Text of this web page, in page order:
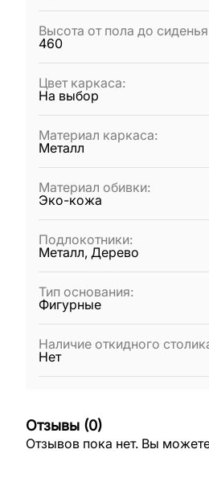
Высота от пола до
460
Цвет каркаса:
На выбор
Материал каркаса:
Металл
Материал обивки:
Эко-кожа
Подлокотники:
Металл, Дерево
Тип основания:
Фигурные
Наличие откидного
Нет
Отзывы (0)
Отзывов пока нет. Вы